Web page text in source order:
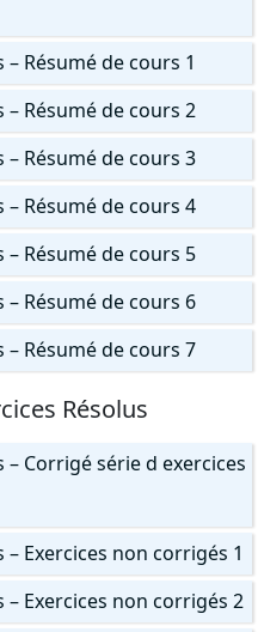
Résumé de cours 1
Résumé de cours 2
Résumé de cours 3
Résumé de cours 4
Résumé de cours 5
Résumé de cours 6
Résumé de cours 7
Résolus
Corrigé série d exercices
Exercices non corrigés 1
Exercices non corrigés 2